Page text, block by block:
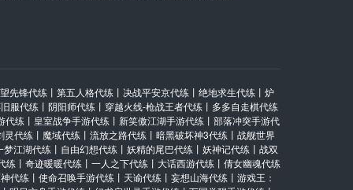
先锋代练 丨 第五人格代练 丨 决战平安京代练 丨 绝地求生代练 丨 炉
服代练 丨 阴阳师代练 丨 穿越火线-枪战王者代练 丨 多多自走棋代练
代练 丨 皇室战争手游代练 丨 新笑傲江湖手游代练 丨 部落冲突手游代
灵代练 丨 魔域代练 丨 流放之路代练 丨 暗黑破坏神3代练 丨 战舰世界
梦江湖代练 丨 自由幻想代练 丨 妖精的尾巴代练 丨 妖神记代练 丨 战双
练 丨 奇迹暖暖代练 丨 一人之下代练 丨 大话西游代练 丨 倩女幽魂代练
代练 丨 使命召唤手游代练 丨 天谕代练 丨 妄想山海代练 丨 游戏王：